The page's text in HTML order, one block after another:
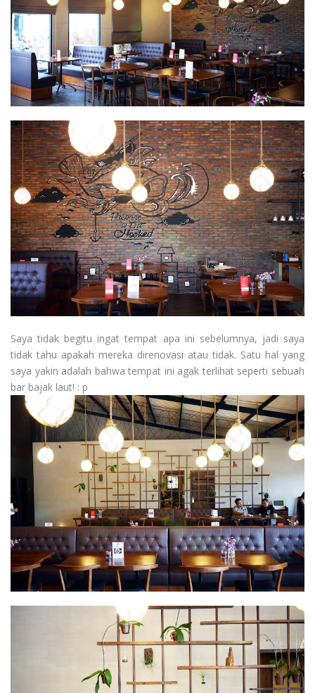
Saya tidak begitu ingat tempat apa ini sebelumnya, jadi saya
tidak tahu apakah mereka direnovasi atau tidak. Satu hal yang
saya yakin adalah bahwa tempat ini agak terlihat seperti sebuah
bar bajak laut! : p